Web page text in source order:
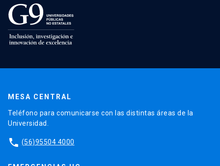
MESA CENTRAL
Teléfono para comunicarse con las distintas áreas de la
Universidad.
phone (56)95504 4000